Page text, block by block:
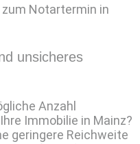
Notartermin in
unsicheres
Anzahl
Immobilie in Mainz?
geringere Reichweite